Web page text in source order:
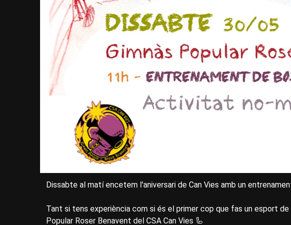
Dissabte al matí encetem l'aniversari de Can Vies amb un
Tant si tens experiència com si és el primer cop que fas un esport
Popular Roser Benavent del CSA Can Vies 🦾